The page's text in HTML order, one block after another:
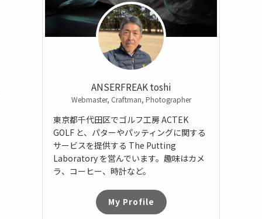
ANSERFREAK toshi
Webmaster, Craftman, Photographer
東京都千代田区でゴルフ工房 ACTEK
GOLF と、パターやパッティングに関する
サービスを提供する The Putting
Laboratory を営んでいます。趣味はカメ
ラ、コーヒー、時計など。
My Profile